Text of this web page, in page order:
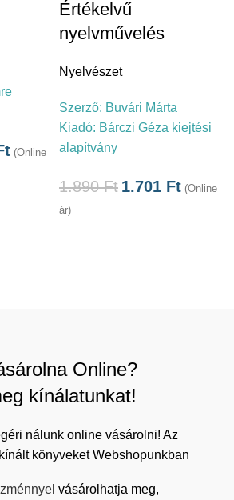
(Online
Értékelvű
nyelvművelés
Nyelvészet
Szerző: Buvári Márta
Kiadó: Bárczi Géza kiejtési
alapítvány
1.890Ft 1.701 Ft (Online
ár)
Online?
kínálatunkat!
nálunk online vásárolni! Az
könyveket Webshopunkban
vásárolhatja meg,